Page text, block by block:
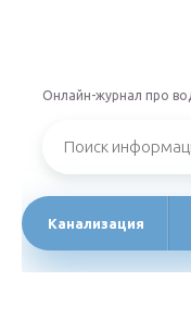
Онлайн-журнал про
Канализация